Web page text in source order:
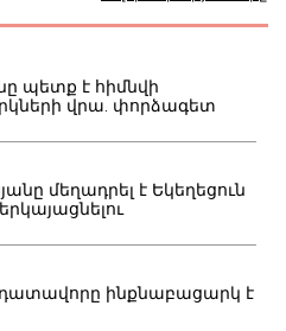
պետք է հիմնվի
վրա. փորձագետ
մեղադրել է Եկեղեցուն
դատավորը ինքնաբացարկ է
դիմել է